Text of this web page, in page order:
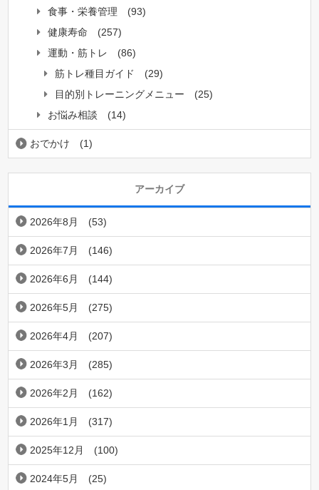
食事・栄養管理
(93)
健康寿命
(257)
運動・筋トレ
(86)
筋トレ種目ガイド
(29)
目的別トレーニングメニュー
(25)
お悩み相談
(14)
おでかけ (1)
アーカイブ
2026年8月 (53)
2026年7月 (146)
2026年6月 (144)
2026年5月 (275)
2026年4月 (207)
2026年3月 (285)
2026年2月 (162)
2026年1月 (317)
2025年12月 (100)
2024年5月 (25)